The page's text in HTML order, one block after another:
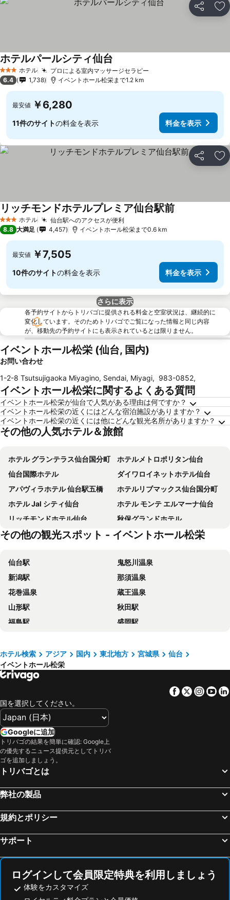
シェア お
3 ホテルのランク
ホテル プロによる室内マッサージセラピー
ホテルパールシティ仙台
6.4 1,738 イベントホール松栄まで1.2 km
最安値 ￥6,280
11件のサイトの料金を表示 料金を表示
シェア お
3 ホテルのランク
ホテル 仙台駅へのアクセスが便利
リッチモンドホテルプレミア仙台駅前
8.8 大満足 4,457 イベントホール松栄まで0.6 km
最安値 ￥7,505
10件のサイトの料金を表示 料金を表示
さらに表示
各予約サイトからトリバゴに提供される料金と空室状況は、継続的に
変化しています。そのためトリバゴでご覧になった情報と同じ内容
が、移動先の予約サイトにも表示されているとは限りません。
イベントホール松栄 (仙台, 国内)
お問い合わせ
1-2-8 Tsutsujigaoka Miyagino, Sendai, Miyagi, 983-0852,
イベントホール松栄に関するよくある質問
イベントホール松栄が仙台で人気がある理由は何ですか？
イベントホール松栄の近くにはどんな宿泊施設がありますか？
イベントホール松栄の近くには他にどんな観光名所がありますか？
その他の人気ホテル＆旅館
ホテル グランテラス仙台国分町
ホテルメトロポリタン仙台
仙台国際ホテル
ダイワロイネットホテル仙台
アパヴィラホテル 仙台駅五橋
ホテルリブマックス仙台国分町
ホテル Jal シティ仙台
ホテル モンテ エルマーナ仙台
リッチモンドホテル仙台
秋保グランドホテル
仙台ワシントンホテル
アパホテル〈Tkp仙台駅北〉
仙台ヒルズホテル
ホテルメトロポリタン仙台イースト
ホテルリブマックス仙台広瀬通
天然温泉 海神ノ湯 ドーミーインExpress仙台シーサイド
ホテルモントレ仙台
ホテルビスタ仙台
スマイルホテル塩釜
ホテル定禅寺
ホテルクラウンヒルズ仙台青葉通り
ホテルメイフラワー仙台
ホテルリブマックス仙台青葉台
KOKO HOTEL 仙台駅前 South
ホテル京阪仙台
ホテルグリーンパーク
ホテル グリーン パレス
天然温泉 萩の湯 ドーミーイン仙台駅前
Capsule Hotel Topos Sendai Station Nishiguchi
ホテル グリーン マーク
R&B仙台広瀬通駅前
バリュー ザ ホテル仙台名取
KOKO HOTEL 仙台勾当台公園
リッチモンドホテルプレミア仙台駅前
江陽グランドホテル
ホテルプレミアムグリーンプラス
The Onefive Sendai - Vacation Stay 45023v
The OneFive Sendai - Vacation STAY 45014v
The OneFive Sendai - Vacation STAY 45040v
The OneFive Sendai - Vacation STAY 44966v
東横INN仙台東口1号館
Super Hotel Sendaieki Higashiguchi Tennenonsen
その他の観光スポット - イベントホール松栄
仙台駅
鬼怒川温泉
新潟駅
那須温泉
花巻温泉
蔵王温泉
山形駅
秋田駅
福島駅
盛岡駅
セキスイハイムスーパーアリーナ
あつみ温泉
平泉
中禅寺湖
ハンターマウンテン塩原スキー場
銀山温泉
猪苗代スキー場
鳴子温泉
小岩井農場まきば園
グランデコスノーリゾート
マリンピア日本海
たざわ湖スキー場
新潟空港
那須高原
作並温泉
乳頭温泉郷 妙乃湯
裏磐梯猫魔スキー場
楽天koboスタジアム宮城
塩原温泉
裏磐梯スキー場
ホテル検索 アジア 国内 東北地方 宮城県
仙台
イベントホール松栄
Facebook
Twitter
国を選択してください。
Googleに追加
トリバゴの結果を簡単に確認: Google上
の優先するニュース提供元としてトリバ
ゴを追加しましょう。
トリバゴとは
弊社の製品
規約とポリシー
サポート
ログインして会員限定特典を利用しましょう
体験をカスタマイズ